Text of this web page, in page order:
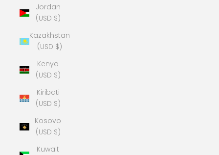
Jordan
(USD $)
Kazakhstan
(USD $)
Kenya
(USD $)
Kiribati
(USD $)
Kosovo
(USD $)
Kuwait